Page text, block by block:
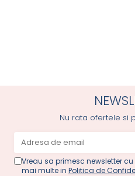
Nu rata ofertele si
Vreau sa primesc newsletter
mai multe in Politica de